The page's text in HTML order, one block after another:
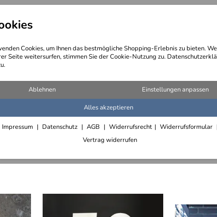
Cookies, um Ihnen das bestmögliche Shopping-Erlebnis zu bieten.
Seite weitersurfen, stimmen Sie der Cookie-Nutzung zu.
Ablehnen Einstellungen anpassen
Alles akzeptieren
Impressum Datenschutz AGB Widerrufsrecht
Widerrufsformular
Vertrag widerrufen
Wegebeschreibung @